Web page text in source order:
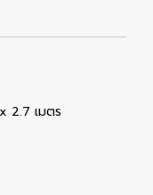
2.7 เมตร